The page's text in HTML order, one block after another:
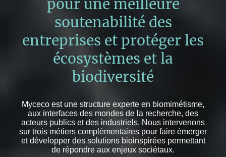
pour une meilleure
soutenabilité des
entreprises et protéger les
écosystèmes et la
biodiversité
Myceco est une structure experte en biomimétisme,
aux interfaces des mondes de la recherche, des
acteurs publics et des industriels. Nous intervenons
sur trois métiers complémentaires pour faire émerger
et développer des solutions bioinspirées permettant
de répondre aux enjeux sociétaux.